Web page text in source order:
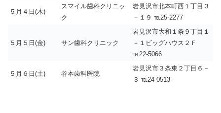
５月４日(木)
スマイル歯科クリニッ
ク
岩見沢市北本町西１丁目３
－１９ ℡25-2277
５月５日(金) サン歯科クリニック
岩見沢市大和１条９丁目１
－１ビッグハウス２Ｆ
℡22-5066
５月６日(土) 谷本歯科医院
岩見沢市３条東２丁目６－
３ ℡24-0513